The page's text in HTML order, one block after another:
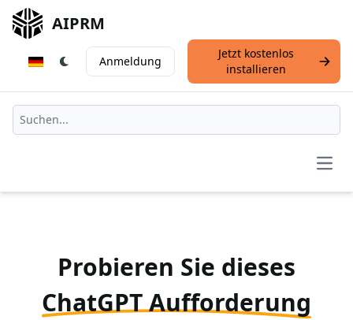
AIPRM
Anmeldung
Jetzt kostenlos
installieren
Probieren Sie dieses
ChatGPT Aufforderung